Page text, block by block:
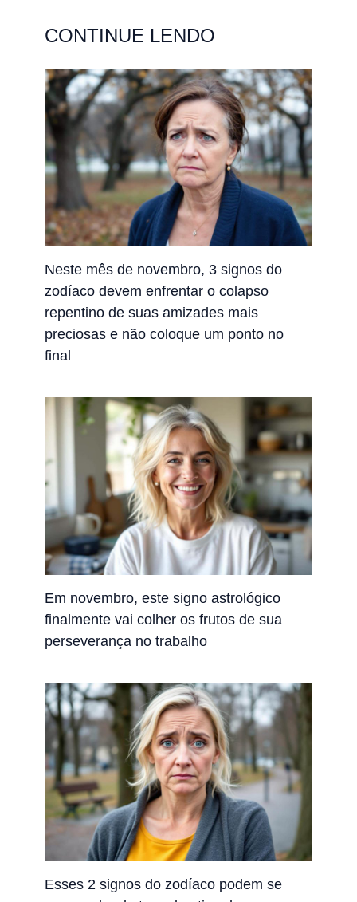
CONTINUE LENDO
Neste mês de novembro, 3 signos do
zodíaco devem enfrentar o colapso
repentino de suas amizades mais
preciosas e não coloque um ponto no
final
Em novembro, este signo astrológico
finalmente vai colher os frutos de sua
perseverança no trabalho
Esses 2 signos do zodíaco podem se